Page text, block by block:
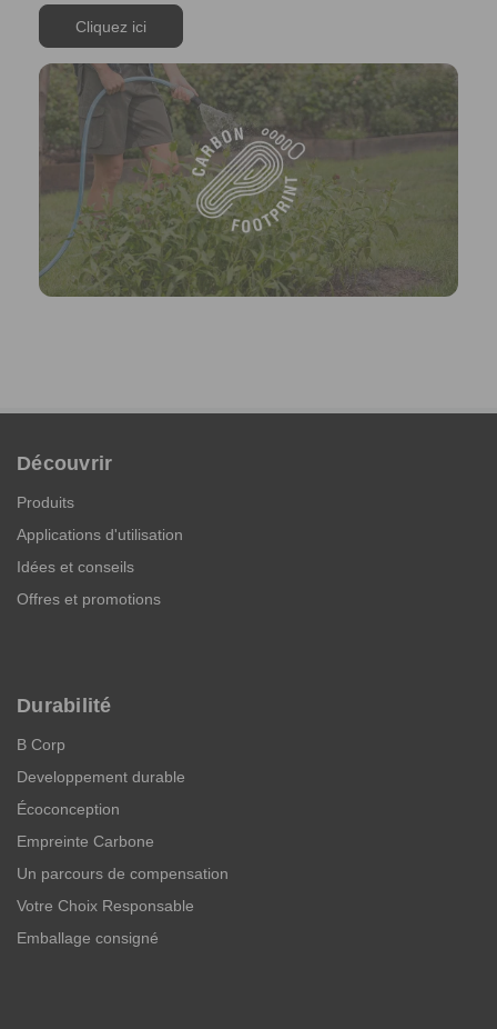
Cliquez ici
Découvrir
Produits
Applications d'utilisation
Idées et conseils
Offres et promotions
Durabilité
B Corp
Developpement durable
Écoconception
Empreinte Carbone
Un parcours de compensation
Votre Choix Responsable
Emballage consigné